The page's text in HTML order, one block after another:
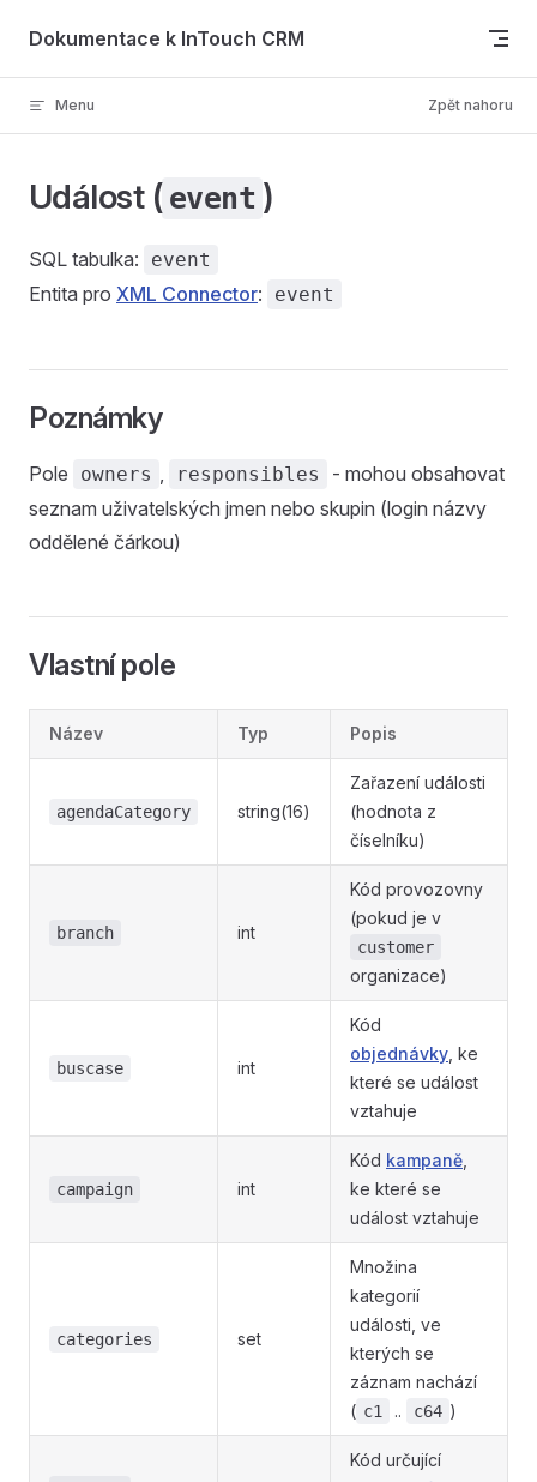
Skip to content
Dokumentace k InTouch CRM
Menu Zpět nahoru
Událost ( event )
SQL tabulka: event
Entita pro XML Connector: event
Poznámky
Pole owners , responsibles
- mohou obsahovat
seznam uživatelských jmen nebo skupin (login názvy
oddělené čárkou)
Vlastní pole
Název Typ Popis
agendaCategory string(16)
Zařazení události
(hodnota z
číselníku)
branch int
Kód provozovny
(pokud je v
customer
organizace)
buscase int
Kód
objednávky , ke
které se událost
vztahuje
campaign int
Kód kampaně
ke které se
událost vztahuje
categories set
Množina
kategorií
události, ve
kterých se
záznam nachází
( c1 .. c64 )
Kód určující